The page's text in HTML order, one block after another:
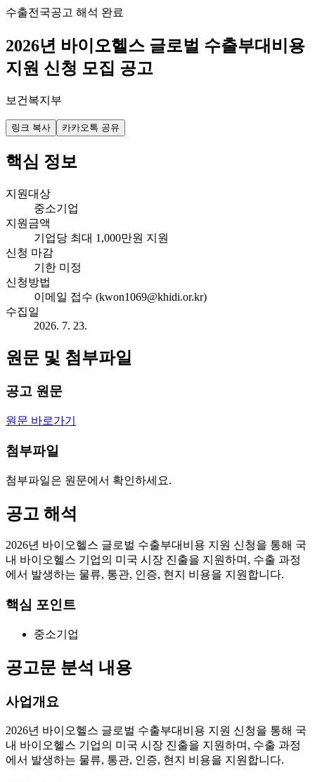
수출전국공고 해석 완료
2026년 바이오헬스 글로벌 수출부대비용
지원 신청 모집 공고
보건복지부
링크 복사 카카오톡 공유
핵심 정보
지원대상
중소기업
지원금액
기업당 최대 1,000만원 지원
신청 마감
기한 미정
신청방법
이메일 접수 (kwon1069@khidi.or.kr)
수집일
2026. 7. 23.
원문 및 첨부파일
공고 원문
원문 바로가기
첨부파일
첨부파일은 원문에서 확인하세요.
공고 해석
2026년 바이오헬스 글로벌 수출부대비용 지원 신청을 통해 국
내 바이오헬스 기업의 미국 시장 진출을 지원하며, 수출 과정
에서 발생하는 물류, 통관, 인증, 현지 비용을 지원합니다.
핵심 포인트
중소기업
공고문 분석 내용
사업개요
2026년 바이오헬스 글로벌 수출부대비용 지원 신청을 통해 국
내 바이오헬스 기업의 미국 시장 진출을 지원하며, 수출 과정
에서 발생하는 물류, 통관, 인증, 현지 비용을 지원합니다.